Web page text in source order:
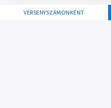
VERSENYSZÁMONKÉNT